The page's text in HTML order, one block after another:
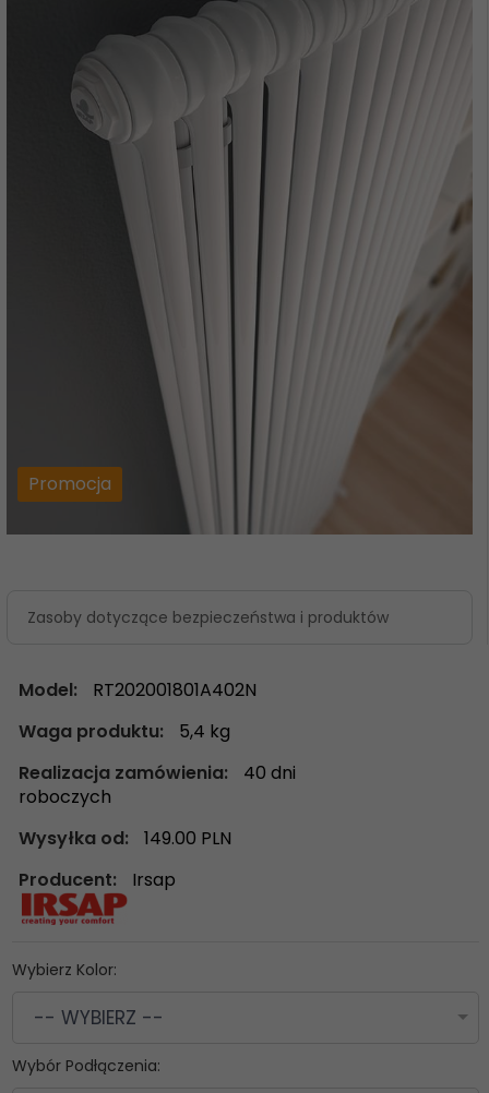
Promocja
Zasoby dotyczące bezpieczeństwa i produktów
Model:
RT202001801A402N
Waga produktu:
5,4 kg
Realizacja zamówienia:
40 dni
roboczych
Wysyłka od:
149.00 PLN
Producent:
Irsap
Wybierz Kolor:
-- WYBIERZ --
Wybór Podłączenia: